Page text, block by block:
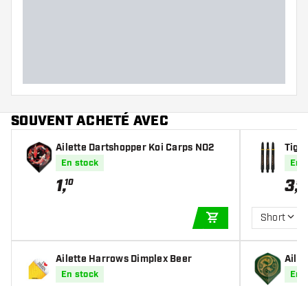
SOUVENT ACHETÉ AVEC
Ailette Dartshopper Koi Carps NO2
En stock
1,10
AJOUTER AU
Ailette Harrows Dimplex Beer
En stock
En
3,95
Short
En